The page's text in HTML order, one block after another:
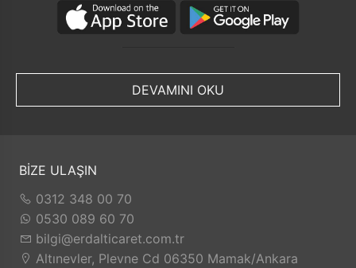
Çeyrek asırdan fazla Türk İthalatçısı görevini
Tedarik ettiği ürünlerde her geçen gün ürün
bazında ve ithalat yaptığı ülke bazında
sayısını artırmış ve artırmaya devam
etmektedir.
Faaliyeti boyunca toplumsal değerlerimize
DEVAMINI OKU
BİZE ULAŞIN
0312 348 00 70
0530 089 60 70
bilgi@erdalticaret.com.tr
Altınevler, Plevne Cd 06350 Mamak/Ankara